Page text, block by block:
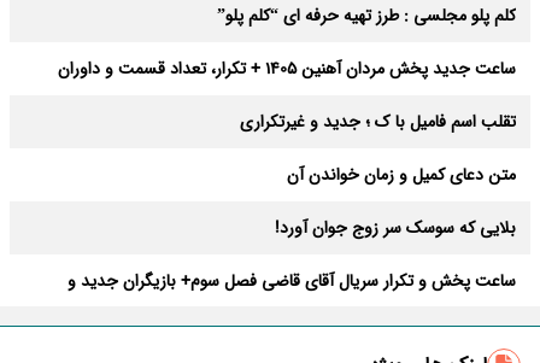
کلم پلو مجلسی : طرز تهیه حرفه ای “کلم پلو”
ساعت جدید پخش مردان آهنین 1405 + تکرار، تعداد قسمت و داوران
تقلب اسم فامیل با ک ؛ جدید و غیرتکراری
متن دعای کمیل و زمان خواندن آن
بلایی که سوسک سر زوج جوان آورد!
ساعت پخش و تکرار سریال آقای قاضی فصل سوم+ بازیگران جدید و
طرز تهیه سالاد ماکارونی خانگی خوشمزه و لذیذ + آموزش تصویری